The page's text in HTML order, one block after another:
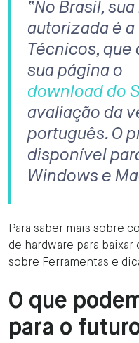
“No Brasil,
autorizada é
Técnicos,
sua página o
download do
avaliação da
português. O
disponível
Windows e
Para saber mais sobre
de hardware para
sobre Ferramentas e
O que
para o